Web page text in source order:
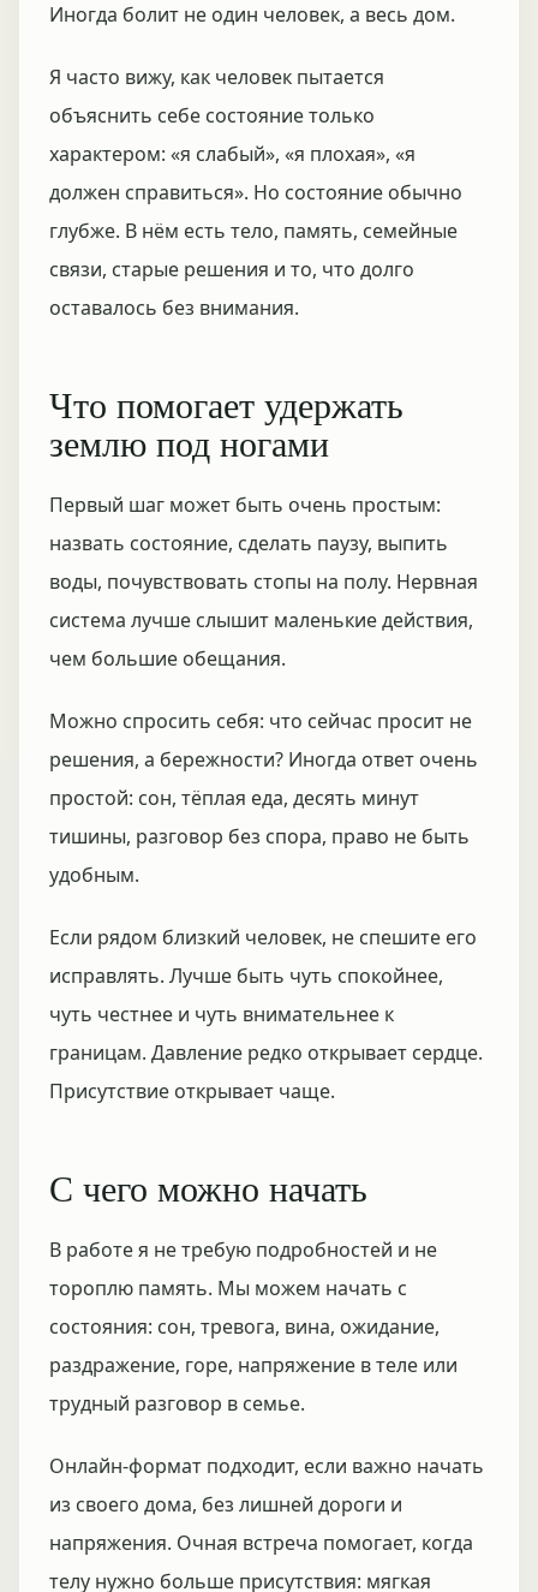
Иногда болит не один человек, а весь дом.
Я часто вижу, как человек пытается
объяснить себе состояние только
характером: «я слабый», «я плохая», «я
должен справиться». Но состояние обычно
глубже. В нём есть тело, память, семейные
связи, старые решения и то, что долго
оставалось без внимания.
Что помогает удержать
землю под ногами
Первый шаг может быть очень простым:
назвать состояние, сделать паузу, выпить
воды, почувствовать стопы на полу. Нервная
система лучше слышит маленькие действия,
чем большие обещания.
Можно спросить себя: что сейчас просит не
решения, а бережности? Иногда ответ очень
простой: сон, тёплая еда, десять минут
тишины, разговор без спора, право не быть
удобным.
Если рядом близкий человек, не спешите его
исправлять. Лучше быть чуть спокойнее,
чуть честнее и чуть внимательнее к
границам. Давление редко открывает сердце.
Присутствие открывает чаще.
С чего можно начать
В работе я не требую подробностей и не
тороплю память. Мы можем начать с
состояния: сон, тревога, вина, ожидание,
раздражение, горе, напряжение в теле или
трудный разговор в семье.
Онлайн-формат подходит, если важно начать
из своего дома, без лишней дороги и
напряжения. Очная встреча помогает, когда
телу нужно больше присутствия: мягкая